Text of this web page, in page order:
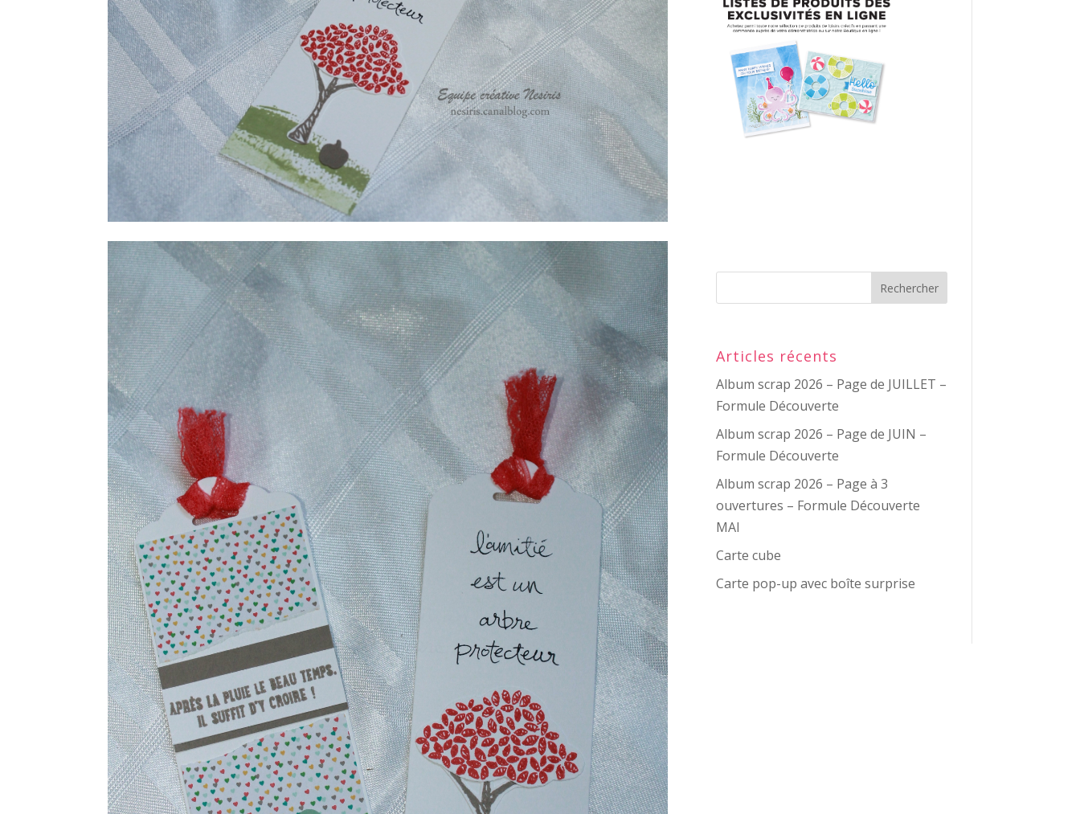
Articles récents
Album scrap 2026 – Page de JUILLET –
Formule Découverte
Album scrap 2026 – Page de JUIN –
Formule Découverte
Album scrap 2026 – Page à 3
ouvertures – Formule Découverte
MAI
Carte cube
Carte pop-up avec boîte surprise